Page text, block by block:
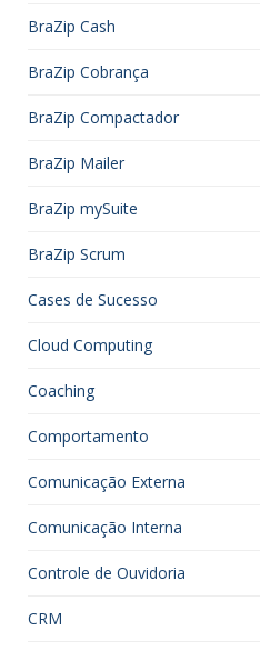
BraZip Cash
BraZip Cobrança
BraZip Compactador
BraZip Mailer
BraZip mySuite
BraZip Scrum
Cases de Sucesso
Cloud Computing
Coaching
Comportamento
Comunicação Externa
Comunicação Interna
Controle de Ouvidoria
CRM